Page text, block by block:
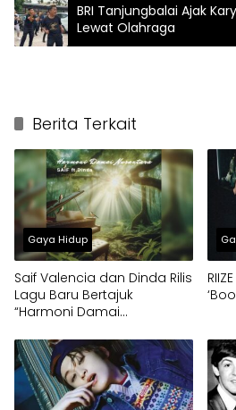
BRI Tanjungbalai Ajak
Lewat Olahraga
Berita Terkait
Gaya Hidup
Saif Valencia dan Dinda Rilis
Lagu Baru Bertajuk
“Harmoni Damai